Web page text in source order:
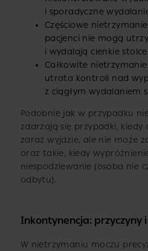
i sporadyczne
Częściowe
pacjenci nie mogą
i wydalają cienkie stolce.
Całkowite
utrata kontroli nad
z ciągłym wydalaniem
Podobnie jak w przypadku
zdarzają się przypadki, kiedy
zaraz wyjdzie, ale nie może
oraz takie, kiedy
niespodziewanie (osoba nie
odbytu).
Inkontynencja: przyczyny
W nietrzymaniu moczu